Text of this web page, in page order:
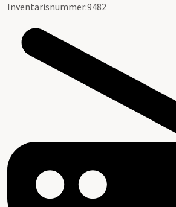
Inventarisnummer:9482